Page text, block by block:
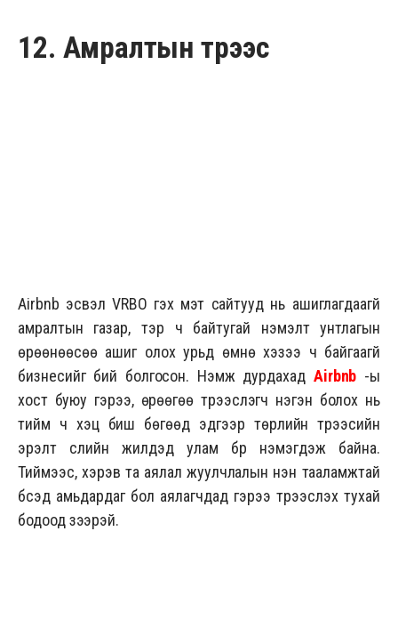
12. Амралтын түрээс
Airbnb эсвэл VRBO гэх мэт сайтууд нь ашиглагдаагүй
амралтын газар, тэр ч байтугай нэмэлт унтлагын
өрөөнөөсөө ашиг олох урьд өмнө хэзээ ч байгаагүй
бизнесийг бий болгосон. Нэмж дурдахад Airbnb -ы
хост буюу гэрээ, өрөөгөө түрээслэгч нэгэн болох нь
тийм ч хэцүү биш бөгөөд эдгээр төрлийн түрээсийн
эрэлт сүүлийн жилүүдэд улам бүр нэмэгдэж байна.
Тиймээс, хэрэв та аялал жуулчлалын нэн тааламжтай
бүсэд амьдардаг бол аялагчдад гэрээ түрээслэх тухай
бодоод үзээрэй.